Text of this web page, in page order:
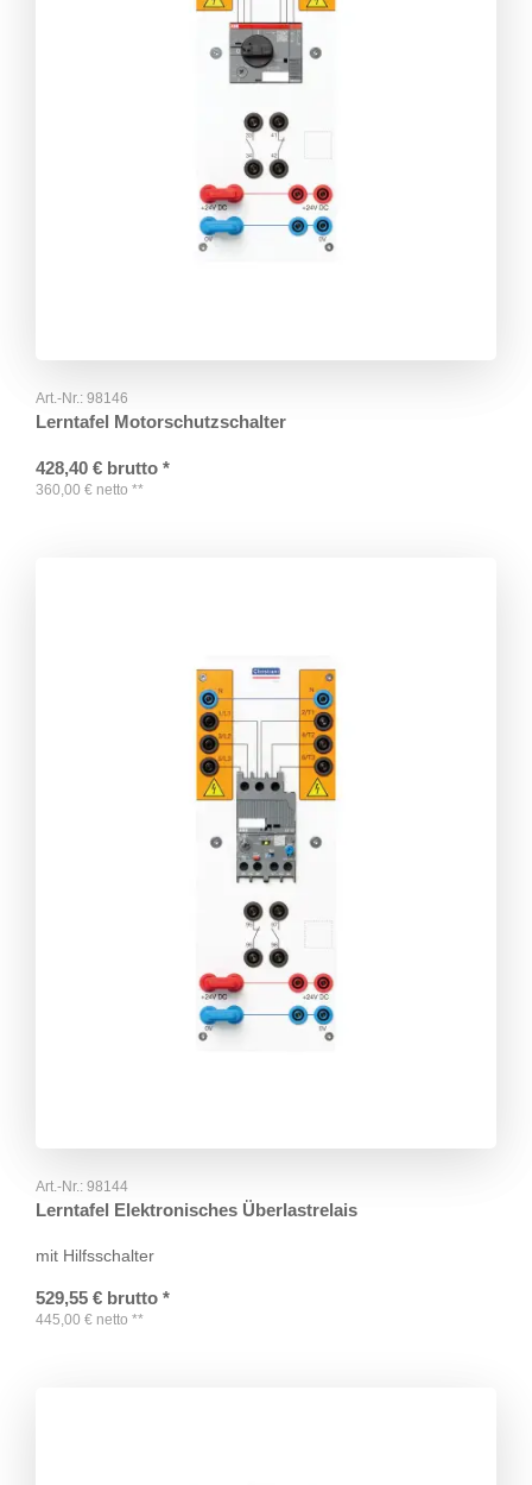
Art.-Nr.: 98146
Lerntafel Motorschutzschalter
428,40 € brutto *
360,00 € netto **
Art.-Nr.: 98144
Lerntafel Elektronisches Überlastrelais
mit Hilfsschalter
529,55 € brutto *
445,00 € netto **